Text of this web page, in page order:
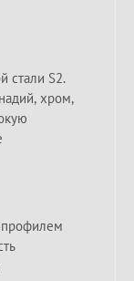
стали S2.
хром,
профилем